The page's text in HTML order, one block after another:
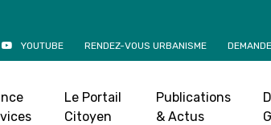
YOUTUBE RENDEZ-VOUS URBANISME
Le Portail
Citoyen
Publications
& Actus
Accueil»Agenda